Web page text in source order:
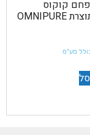
קוקוס
SCL10 תוצרת OMNIPURE
מע"מ